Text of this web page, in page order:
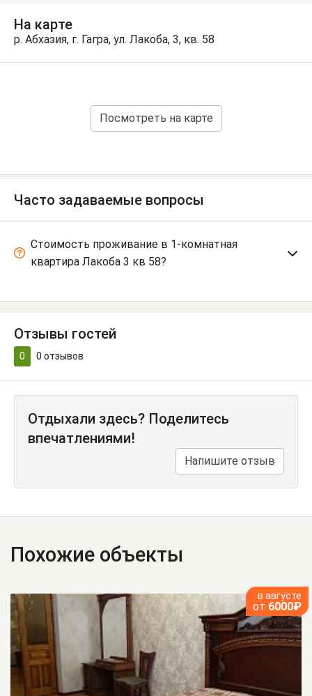
На карте
р. Абхазия, г. Гагра, ул. Лакоба, 3, кв. 58
Посмотреть на карте
Часто задаваемые вопросы
Стоимость проживание в 1-комнатная
квартира Лакоба 3 кв 58?
Отзывы гостей
0 0 отзывов
Отдыхали здесь? Поделитесь
впечатлениями!
Напишите отзыв
Похожие объекты
в августе
от 6000₽